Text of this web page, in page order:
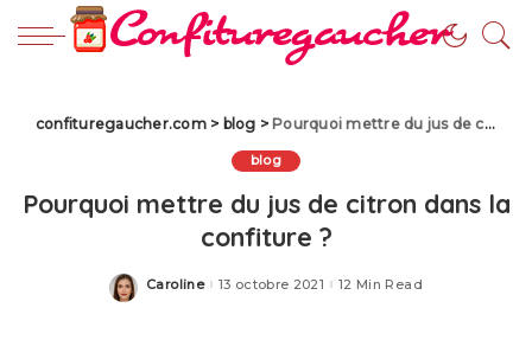
confituregaucher.com> blog > Pourquoi mettre du jus de citron dans la confiture ?
blog
Pourquoi mettre du jus de citron dans la
confiture ?
Posted
Caroline 13 octobre 2021 12 Min Read